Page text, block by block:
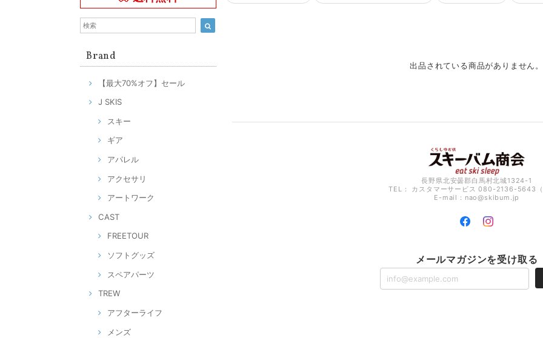
Brand
【最大70%オフ】セール
J SKIS
スキー
ギア
アパレル
アクセサリ
アートワーク
CAST
FREETOUR
ソフトグッズ
スペアパーツ
TREW
アフターライフ
メンズ
出品されている商品がありません。
長野県北安曇郡白馬村北城1324-1
TEL： カスタマーサービス 080-2136-5643（
E-mail： nao@skibum.jp
メールマガジンを受け取る